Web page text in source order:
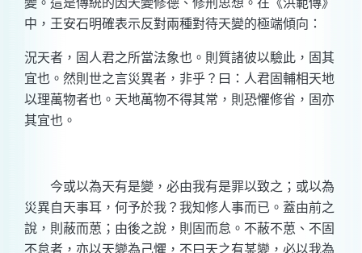
變。這是傳統的因天變修德、修刑思想。在《洪範傳》
中，王安石明確表示反對兩種對待天變的極端傾向：
況天者，固人君之所當法象也。則質諸彼以驗此，固其
宜也。然則世之言災異者，非乎？曰：人君固輔相天地
以理萬物者也。天地萬物不得其常，則恐懼修省，固亦
其宜也。
今或以為天有是變，必由我有是罪以致之；或以為
災異自天事耳，何予於我？我知修人事而已。蓋由前之
說，則蔽而葸；由後之說，則固而怠。不蔽不葸、不固
不怠者，亦以天變為己懼，不曰天之有某變，必以我為